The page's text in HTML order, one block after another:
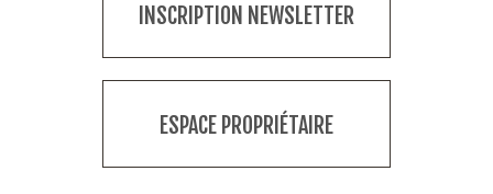
INSCRIPTION NEWSLETTER
ESPACE PROPRIÉTAIRE